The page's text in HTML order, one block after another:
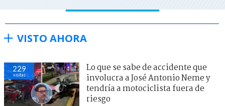
VISTO AHORA
229
visitas
Lo que se sabe de accidente que
involucra a José Antonio Neme y
tendría a motociclista fuera de
riesgo